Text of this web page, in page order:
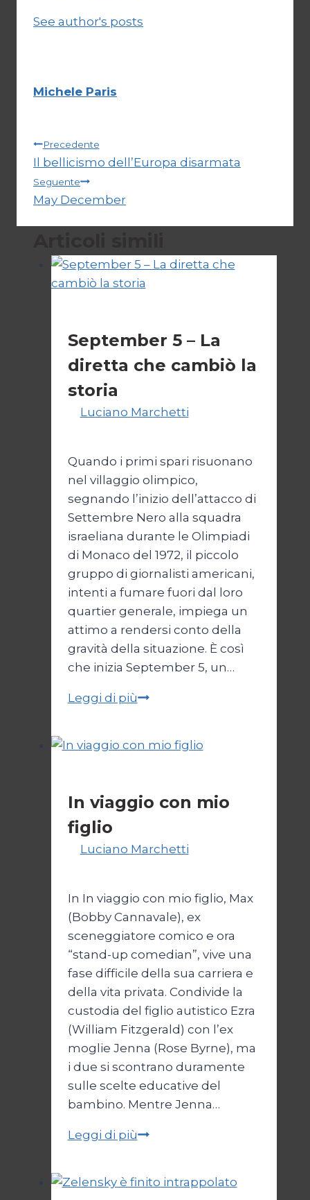
See author's posts
Michele Paris
Navigazione
articoli
Precedente
Il bellicismo dell’Europa disarmata
Seguente
May December
September 5 – La
diretta che cambiò la
storia
Luciano Marchetti
Quando i primi spari risuonano
nel villaggio olimpico,
segnando l’inizio dell’attacco di
Settembre Nero alla squadra
israeliana durante le Olimpiadi
di Monaco del 1972, il piccolo
gruppo di giornalisti americani,
intenti a fumare fuori dal loro
quartier generale, impiega un
attimo a rendersi conto della
gravità della situazione. È così
che inizia September 5, un…
Leggi di piùSeptember
La
cambiò
storia
In viaggio con mio
figlio
Luciano Marchetti
In In viaggio con mio figlio, Max
(Bobby Cannavale), ex
sceneggiatore comico e ora
“stand-up comedian”, vive una
fase difficile della sua carriera e
della vita privata. Condivide la
custodia del figlio autistico Ezra
(William Fitzgerald) con l’ex
moglie Jenna (Rose Byrne), ma
i due si scontrano duramente
sulle scelte educative del
bambino. Mentre Jenna…
Leggi di piùIn
mio